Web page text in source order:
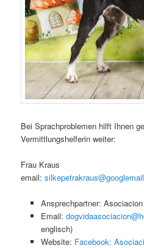
Bei Sprachproblemen hilft Ihnen
Vermittlungshelferin weiter:
Frau Kraus
email:
Ansprechpartner:
Email:
englisch)
Website: Facebook: